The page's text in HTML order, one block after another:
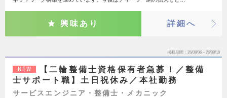
興味あり 詳細へ
掲載期間 26/08/06～26/08/19
NEW
【二輪整備士資格保有者急募！／整備
士サポート職】土日祝休み／本社勤務
サービスエンジニア・整備士・メカニック